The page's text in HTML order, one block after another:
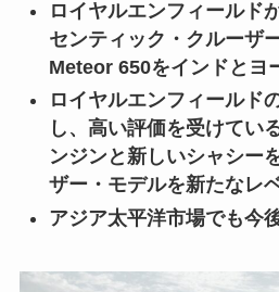
ロイヤルエンフィールド
センティック・クルーザ
Meteor 650をインドとヨ
ロイヤルエンフィールド
し、高い評価を受けてい
ンジンと新しいシャシー
ザー・モデルを新たなレ
アジア太平洋市場でも今